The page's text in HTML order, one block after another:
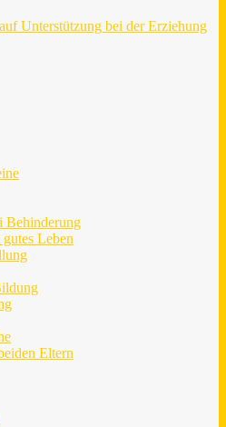
Unterstützung bei der Erziehung
Behinderung
Leben
Eltern